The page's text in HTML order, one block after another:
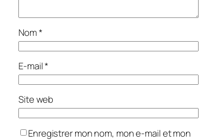
Nom*
E-mail*
Site web
Enregistrer mon nom, mon e-mail et mon